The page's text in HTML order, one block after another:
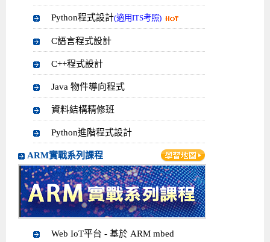
Python程式設計(適用ITS考照)
C語言程式設計
C++程式設計
Java 物件導向程式
資料結構精修班
Python進階程式設計
ARM實戰系列課程
Web IoT平台 - 基於 ARM mbed